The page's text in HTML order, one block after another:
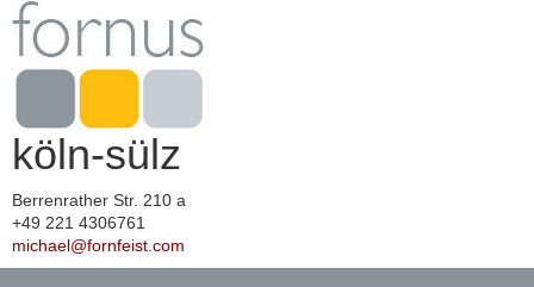
köln-sülz
Berrenrather Str. 210 a
+49 221 4306761
michael@fornfeist.com